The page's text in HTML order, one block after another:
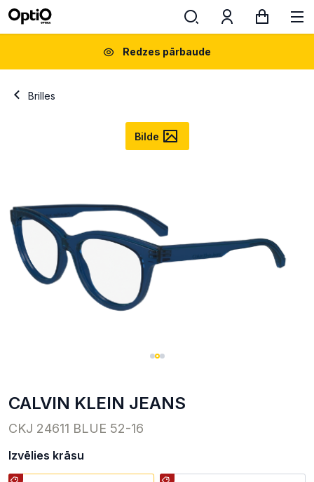
Redzes pārbaude
Brilles
Bilde
CALVIN KLEIN JEANS
CKJ 24611 BLUE 52-16
Izvēlies krāsu